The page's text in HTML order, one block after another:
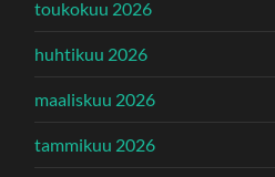
toukokuu 2026
huhtikuu 2026
maaliskuu 2026
tammikuu 2026